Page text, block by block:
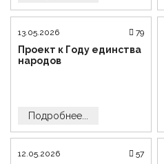
13.05.2026 79
Проект к Году единства
народов
Подробнее...
12.05.2026 57